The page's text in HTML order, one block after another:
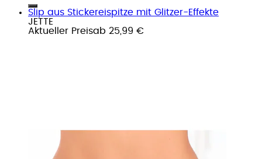
Slip aus Stickereispitze mit Glitzer-Effekte
JETTE
Aktueller Preisab 25,99 €